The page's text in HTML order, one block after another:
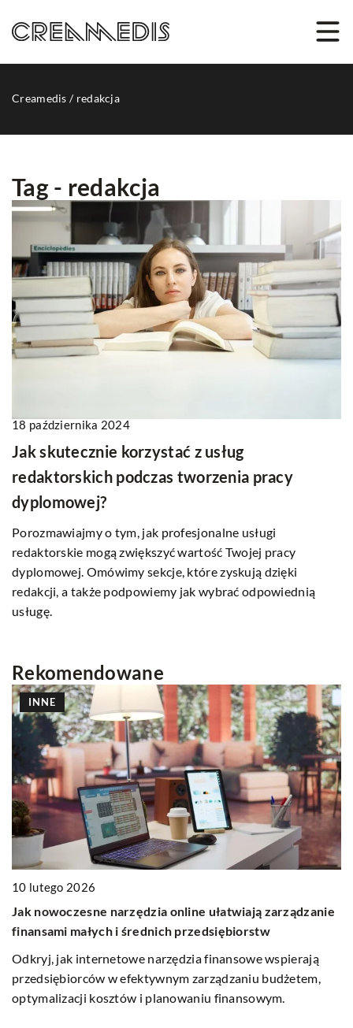
Creamedis / redakcja
Tag - redakcja
18 października 2024
Jak skutecznie korzystać z usług
redaktorskich podczas tworzenia pracy
dyplomowej?
Porozmawiajmy o tym, jak profesjonalne usługi
redaktorskie mogą zwiększyć wartość Twojej pracy
dyplomowej. Omówimy sekcje, które zyskują dzięki
redakcji, a także podpowiemy jak wybrać odpowiednią
usługę.
Rekomendowane
INNE
10 lutego 2026
Jak nowoczesne narzędzia online ułatwiają zarządzanie
finansami małych i średnich przedsiębiorstw
Odkryj, jak internetowe narzędzia finansowe wspierają
przedsiębiorców w efektywnym zarządzaniu budżetem,
optymalizacji kosztów i planowaniu finansowym.